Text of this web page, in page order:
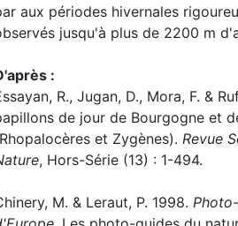
aux périodes hivernales
jusqu'à plus de 2200 m
:
R., Jugan, D., Mora, F. &
de jour de Bourgogne et
et Zygènes).Revue
, Hors-Série (13) : 1-494.
M. & Leraut, P. 1998.